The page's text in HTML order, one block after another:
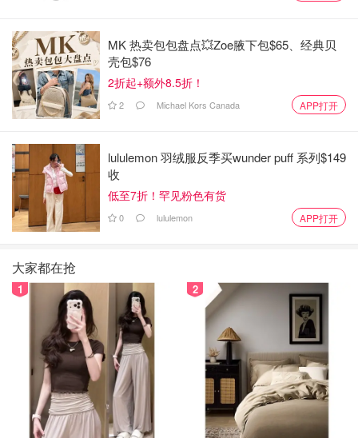
3. 表达共同价值观
费利佩和丈夫还在协议中强化了他们对终身承诺的共识。作
为对不忠的“震慑条款”，他们设定了 $200,000 的出轨赔偿
金。
（费利佩的协议是在巴西签署的）。
在加拿大，婚姻法律不以‘过错’为基础来分配财产或决定抚
养责任。法院明确表示，婚姻合同不能强制执行‘保持忠
诚’这样的个人义务，而类似的条款也很可能被认定为违反
“尽管法律上不可执行，但一些人仍会加入这类条款，用来
彼此沟通、表达对婚姻的期望和承诺。”
4. 各自寻求独立法律建议
Objective Financial Partners 的理财规划师杰夫·麦卡尼
（Jeff McCartney）建议，如果伴侣之间在财务上存在差
距，经济条件较好的一方应尽量让协议内容公平合理。
MK 热卖包包盘点💥Zoe腋下包$65、经典贝
壳包$76
2折起+额外8.5折！
2 Michael Kors Canada APP打开
lululemon 羽绒服反季买wunder puff 系列$149
收
低至7折！罕见粉色有货
0 lululemon APP打开
大家都在抢
1 2